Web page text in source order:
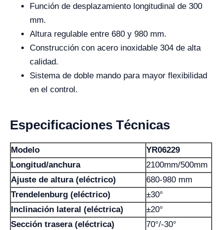
Función de desplazamiento longitudinal de 300
mm.
Altura regulable entre 680 y 980 mm.
Construcción con acero inoxidable 304 de alta
calidad.
Sistema de doble mando para mayor flexibilidad
en el control.
Especificaciones Técnicas
Modelo
YR06229
Longitud/anchura
2100mm/500mm
Ajuste de altura (eléctrico)
680-980 mm
Trendelenburg (eléctrico)
±30°
Inclinación lateral (eléctrica)
±20°
Sección trasera (eléctrica)
70°/-30°